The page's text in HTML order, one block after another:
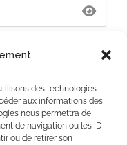
des technologies
aux informations des
nous permettra de
de navigation ou les ID
ou de retirer son